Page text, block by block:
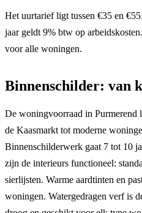
Het uurtarief ligt tussen €35 en
jaar geldt 9% btw op
voor alle woningen.
Binnenschilder: van
De woningvoorraad in Purmerend
de Kaasmarkt tot moderne
Binnenschilderwerk gaat 7 tot 10
zijn de interieurs functioneel:
sierlijsten. Warme aardtinten en
woningen. Watergedragen verf is